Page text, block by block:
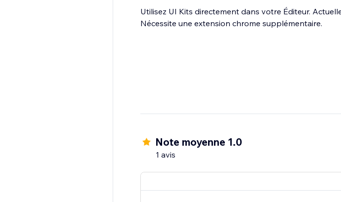
Utilisez UI Kits directement dans votre Éditeur.
Nécessite une extension chrome supplémentaire.
Note moyenne 1.0
1 avis